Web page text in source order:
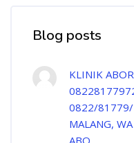
Blog posts
KLINIK
0822/81779/
MALANG,
ABO